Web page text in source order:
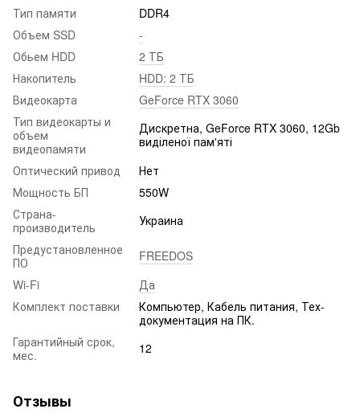
Тип памяти
DDR4
Объем SSD
-
Обьем HDD
2 ТБ
Накопитель
HDD: 2 ТБ
Видеокарта
GeForce RTX 3060
Тип видеокарты и
объем
видеопамяти
Дискретна, GeForce RTX 3060, 12Gb
виділеної пам'яті
Оптический привод
Нет
Мощность БП
550W
Страна-
производитель
Украина
Предустановленное
ПО
FREEDOS
Wi-Fi
Да
Комплект поставки
Компьютер, Кабель питания, Тех-
документация на ПК.
Гарантийный срок,
мес.
12
Отзывы